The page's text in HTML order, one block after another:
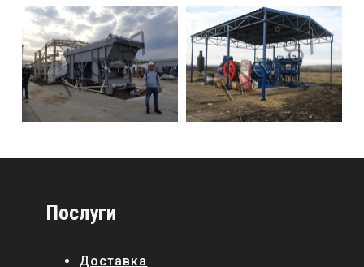
Послуги
Доставка